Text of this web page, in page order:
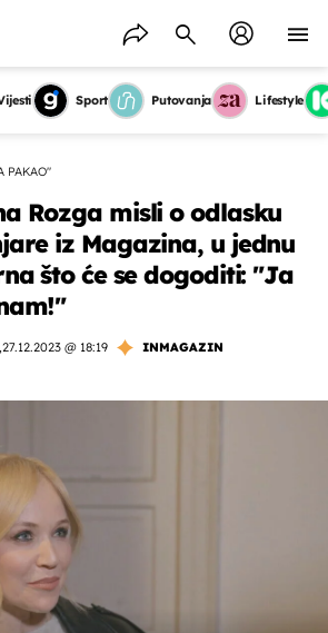
Sport Putovanja Lifestyle
PAKAO"
Rozga misli o odlasku
iz Magazina, u jednu
što će se dogoditi: "Ja
,27.12.2023 @ 18:19
INMAGAZIN